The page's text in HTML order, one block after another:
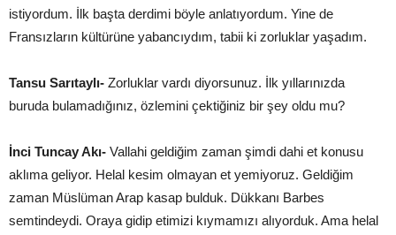
istiyordum. İlk başta derdimi böyle anlatıyordum. Yine de
Fransızların kültürüne yabancıydım, tabii ki zorluklar yaşadım.
Tansu Sarıtaylı- Zorluklar vardı diyorsunuz. İlk yıllarınızda
buruda bulamadığınız, özlemini çektiğiniz bir şey oldu mu?
İnci Tuncay Akı- Vallahi geldiğim zaman şimdi dahi et konusu
aklıma geliyor. Helal kesim olmayan et yemiyoruz. Geldiğim
zaman Müslüman Arap kasap bulduk. Dükkanı Barbes
semtindeydi. Oraya gidip etimizi kıymamızı alıyorduk. Ama helal